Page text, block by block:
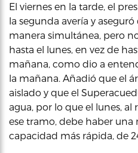
El viernes en la tarde, el
la segunda avería y
manera simultánea, pero
hasta el lunes, en vez de
mañana, como dio a
la mañana. Añadió que el
aislado y que el
agua, por lo que el lunes,
ese tramo, debe haber una
capacidad más rápida, de